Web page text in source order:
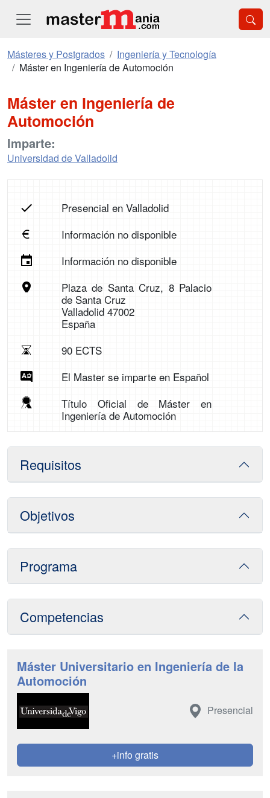
Másteres y Postgrados
Ingeniería y Tecnología
Máster en Ingeniería de Automoción
Máster en Ingeniería de
Automoción
Imparte:
Universidad de Valladolid
Presencial en Valladolid
Información no disponible
Información no disponible
Plaza de Santa Cruz, 8 Palacio
de Santa Cruz
Valladolid 47002
España
90 ECTS
El Master se imparte en Español
Título Oficial de Máster en
Ingeniería de Automoción
Requisitos
Objetivos
Programa
Competencias
Máster Universitario en Ingeniería de la
Automoción
Presencial
+info gratis